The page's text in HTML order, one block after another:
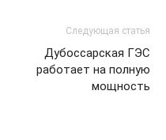
Следующая статья
Дубоссарская ГЭС
работает на полную
мощность